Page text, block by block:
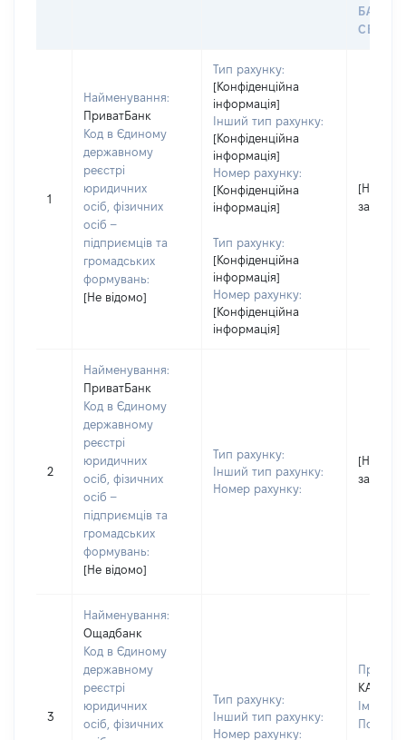
СЕЙФУ
1
Найменування:
ПриватБанк
Код в Єдиному
державному
реєстрі
юридичних
осіб, фізичних
осіб –
підприємців та
громадських
формувань:
[Не відомо]
Тип рахунку:
[Конфіденційна
інформація]
Інший тип рахунку:
[Конфіденційна
інформація]
Номер рахунку:
[Конфіденційна
інформація]
Тип рахунку:
[Конфіденційна
інформація]
Номер рахунку:
[Конфіденційна
інформація]
[Не
2
Найменування:
ПриватБанк
Код в Єдиному
державному
реєстрі
юридичних
осіб, фізичних
осіб –
підприємців та
громадських
формувань:
[Не відомо]
Тип рахунку:
Інший тип рахунку:
Номер рахунку:
[Не
3
Найменування:
Ощадбанк
Код в Єдиному
державному
реєстрі
юридичних
осіб, фізичних
Тип рахунку:
Інший тип рахунку:
Номер рахунку:
Ім'я:
По